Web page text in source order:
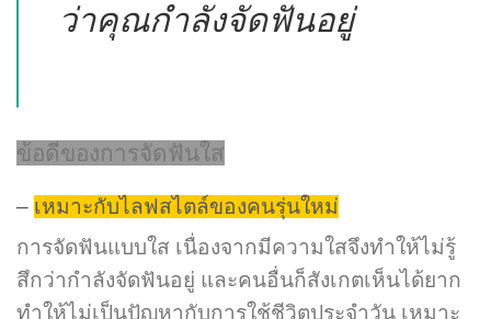
ว่าคุณกำลังจัดฟันอยู่
ข้อดีของการจัดฟันใส
– เหมาะกับไลฟสไตล์ของคนรุ่นใหม่
การจัดฟันแบบใส เนื่องจากมีความใสจึงทำให้ไม่รู้
สึกว่ากำลังจัดฟันอยู่ และคนอื่นก็สังเกตเห็นได้ยาก
ทำให้ไม่เป็นปัญหากับการใช้ชีวิตประจำวัน เหมาะ